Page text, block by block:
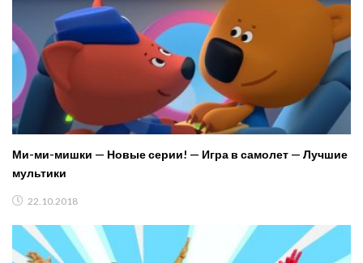
Ми-ми-мишки — Новые серии! — Игра в самолет — Лучшие
мультики
22.10.2018